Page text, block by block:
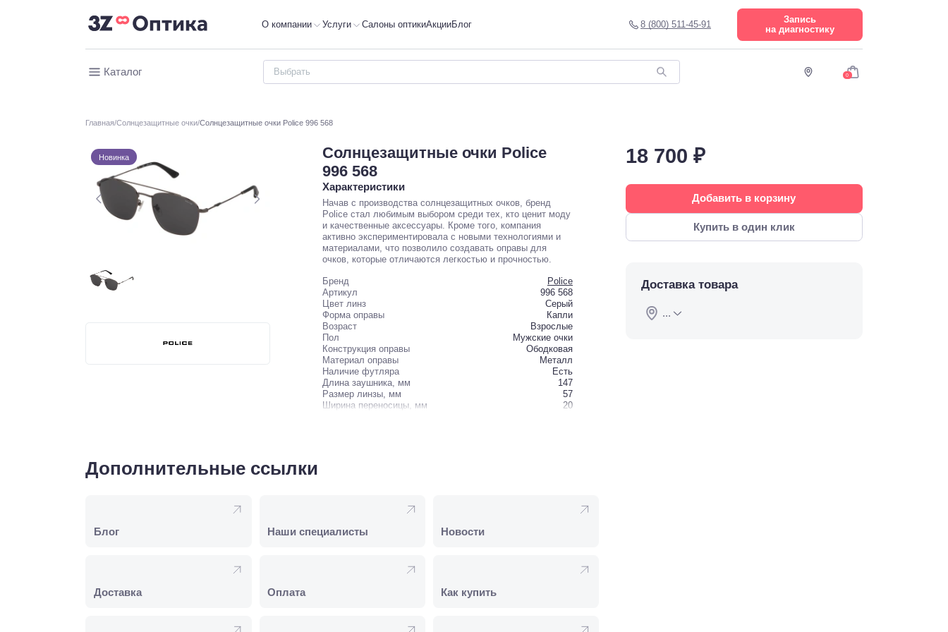
О компании Услуги Салоны оптикиАкцииБлог 8 (800) 511-45-91
Запись
на диагностику
Каталог 0
Главная Солнцезащитные очки Солнцезащитные очки Police 996 568
Новинка
Солнцезащитные очки Police
996 568
Характеристики
Начав с производства солнцезащитных очков, бренд
Police стал любимым выбором среди тех, кто ценит моду
и качественные аксессуары. Кроме того, компания
активно экспериментировала с новыми технологиями и
материалами, что позволило создавать оправы для
очков, которые отличаются легкостью и прочностью.
Бренд
Police
Артикул
996 568
Цвет линз
Серый
Форма оправы
Капли
Возраст
Взрослые
Пол
Мужские очки
Конструкция оправы
Ободковая
Материал оправы
Металл
Наличие футляра
Есть
Длина заушника, мм
147
Размер линзы, мм
57
Ширина переносицы, мм
20
18 700 ₽
Добавить в корзину
Купить в один клик
Доставка товара
...
Дополнительные ссылки
Блог Наши специалисты Новости
Доставка Оплата Как купить